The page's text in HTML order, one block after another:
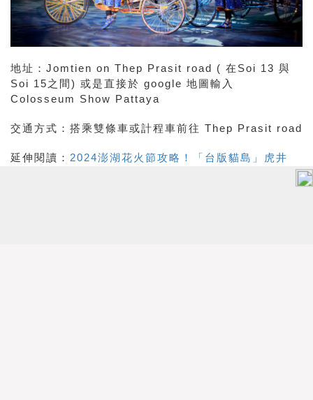
地址：Jomtien on Thep Prasit road ( 在Soi 13 與
Soi 15之間) 或是直接於 google 地圖輸入
Colosseum Show Pattaya
交通方式：搭乘雙條車或計程車前往 Thep Prasit road
延伸閱讀： 2024澎湖花火節攻略！「台版貓島」虎井